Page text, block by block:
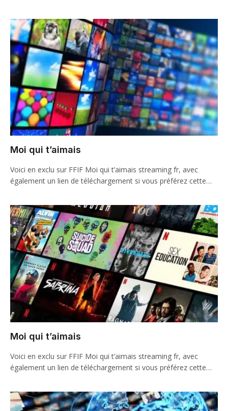
Moi qui t’aimais
Voici en exclu sur FFIF Moi qui t’aimais streaming fr, avec
également un lien de téléchargement si vous préférez cette…
Moi qui t’aimais
Voici en exclu sur FFIF Moi qui t’aimais streaming fr, avec
également un lien de téléchargement si vous préférez cette…